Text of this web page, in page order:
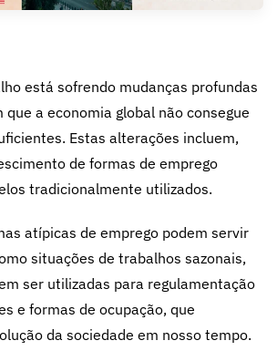
está sofrendo mudanças profundas
a economia global não consegue
Estas alterações incluem,
de formas de emprego
tradicionalmente utilizados.
atípicas de emprego podem servir
situações de trabalhos sazonais,
ser utilizadas para regulamentação
e formas de ocupação, que
da sociedade em nosso tempo.